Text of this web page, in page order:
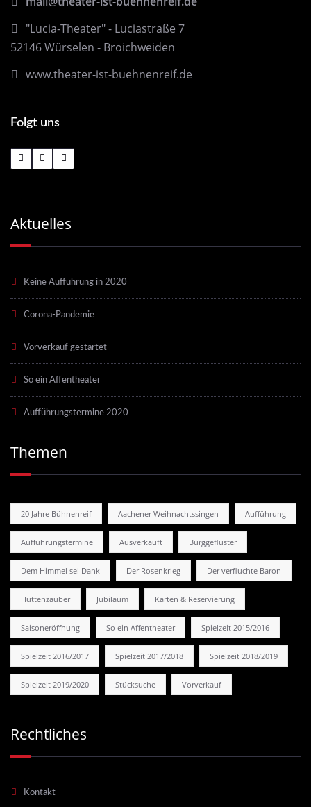
"Lucia-Theater" - Luciastraße 7
52146 Würselen - Broichweiden
www.theater-ist-buehnenreif.de
Folgt uns
Aktuelles
Keine Aufführung in 2020
Corona-Pandemie
Vorverkauf gestartet
So ein Affentheater
Aufführungstermine 2020
Themen
20 Jahre Bühnenreif Aachener Weihnachtssingen Aufführung
Aufführungstermine Ausverkauft Burggeflüster
Dem Himmel sei Dank Der Rosenkrieg Der verfluchte Baron
Hüttenzauber Jubiläum Karten & Reservierung
Saisoneröffnung So ein Affentheater Spielzeit 2015/2016
Spielzeit 2016/2017 Spielzeit 2017/2018 Spielzeit 2018/2019
Spielzeit 2019/2020 Stücksuche Vorverkauf
Rechtliches
Kontakt